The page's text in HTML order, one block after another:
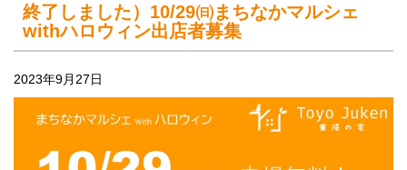
終了しました）10/29㈰まちなかマルシェ
withハロウィン出店者募集
2023年9月27日